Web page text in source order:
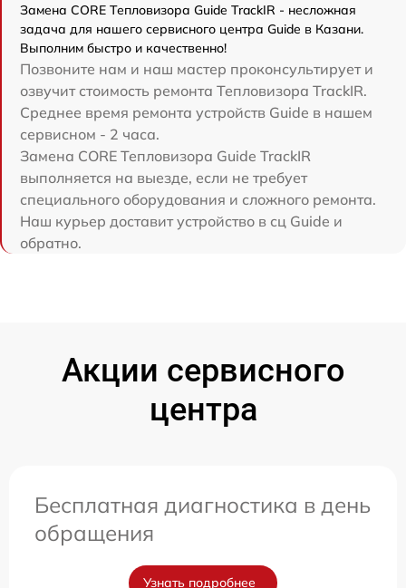
Замена CORE Тепловизора Guide TrackIR - несложная
задача для нашего сервисного центра Guide в Казани.
Выполним быстро и качественно!
Позвоните нам и наш мастер проконсультирует и
озвучит стоимость ремонта Тепловизора TrackIR.
Среднее время ремонта устройств Guide в нашем
сервисном - 2 часа.
Замена CORE Тепловизора Guide TrackIR
выполняется на выезде, если не требует
специального оборудования и сложного ремонта.
Наш курьер доставит устройство в сц Guide и
обратно.
Акции сервисного
центра
Бесплатная диагностика в день
обращения
Узнать подробнее